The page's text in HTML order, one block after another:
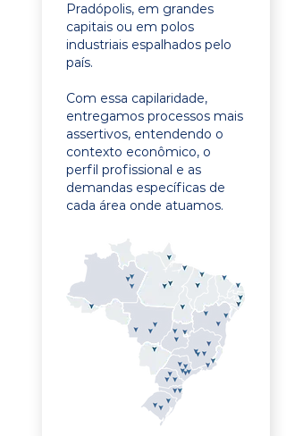
Pradópolis, em grandes
capitais ou em polos
industriais espalhados pelo
país.
Com essa capilaridade,
entregamos processos mais
assertivos, entendendo o
contexto econômico, o
perfil profissional e as
demandas específicas de
cada área onde atuamos.